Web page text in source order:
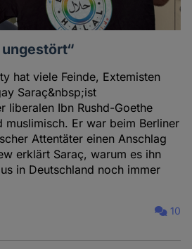
ungestört“
hat viele Feinde, Extemisten
Saraç&nbsp;ist
liberalen Ibn Rushd-Goethe
muslimisch. Er war beim Berliner
Attentäter einen Anschlag
erklärt Saraç, warum es ihn
in Deutschland noch immer
10